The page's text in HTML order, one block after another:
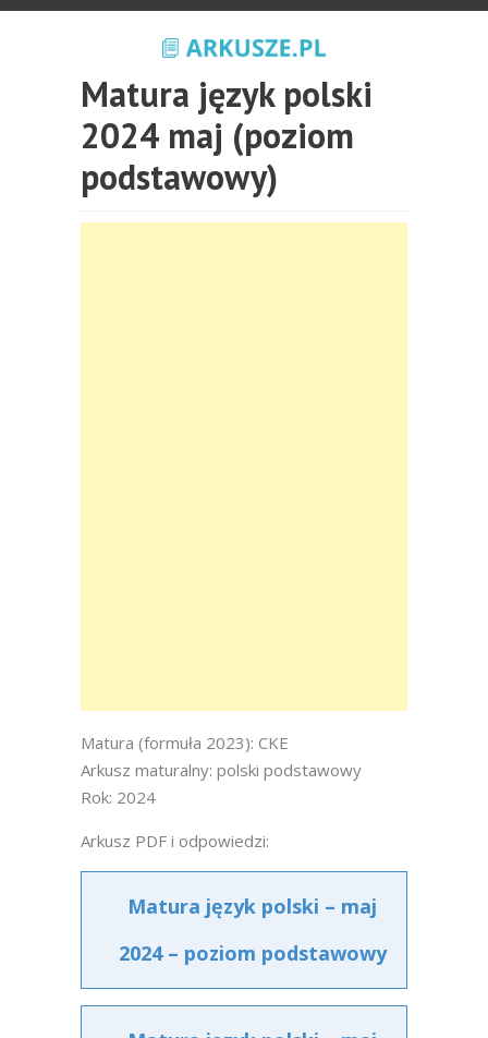
Matura język polski
2024 maj (poziom
podstawowy)
Matura (formuła 2023): CKE
Arkusz maturalny: polski podstawowy
Rok: 2024
Arkusz PDF i odpowiedzi:
Matura język polski – maj
2024 – poziom podstawowy